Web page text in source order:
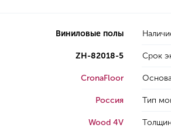
Виниловые полы
ZH-82018-5
CronaFloor
Россия
Wood 4V
Срок
Тип